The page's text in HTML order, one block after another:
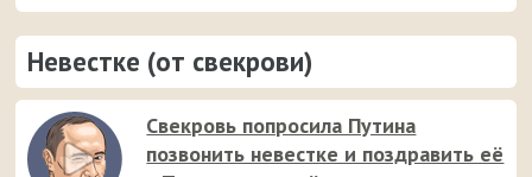
которые можно отправить от лица свекрови или
свёкра на смартфон в виде входящего звонка. Не
пропустите самые популярные - голосом Владимира
Путина :)
Невестке (от свекрови)
Свекровь попросила Путина
позвонить невестке и поздравить её